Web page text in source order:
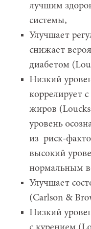
лучшим
системы,
Улучшает
снижает
диабетом
Низкий
коррелирует
жиров (Loucks
уровень
из риск-
высокий
нормальным
Улучшает
(Carlson &
Низкий